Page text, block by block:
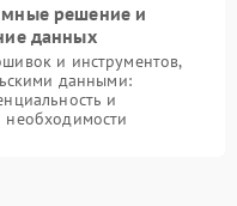
решение и
данных
и инструментов,
данными:
и